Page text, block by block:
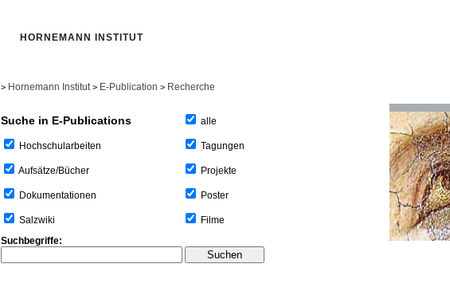
HORNEMANN INSTITUT
> Hornemann Institut > E-Publication > Recherche
Suche in E-Publications
Hochschularbeiten
Aufsätze/Bücher
Dokumentationen
Salzwiki
alle
Tagungen
Projekte
Poster
Filme
Suchbegriffe: